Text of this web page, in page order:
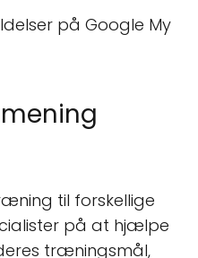
på Google My
til forskellige
på at hjælpe
træningsmål,